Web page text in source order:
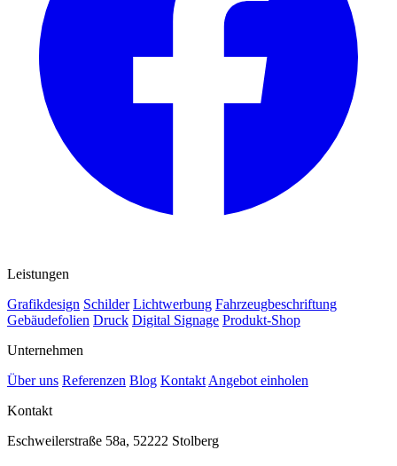
Leistungen
Grafikdesign Schilder Lichtwerbung Fahrzeugbeschriftung
Gebäudefolien Druck Digital Signage Produkt-Shop
Unternehmen
Über uns Referenzen Blog Kontakt Angebot einholen
Kontakt
Eschweilerstraße 58a, 52222 Stolberg